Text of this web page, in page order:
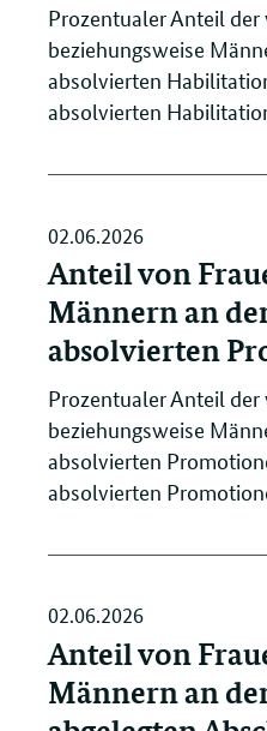
Prozentualer Anteil der
beziehungsweise
absolvierten
absolvierten
02.06.2026
Anteil von
Männern an
absolvierten
Prozentualer Anteil der
beziehungsweise
absolvierten
absolvierten
02.06.2026
Anteil von
Männern an